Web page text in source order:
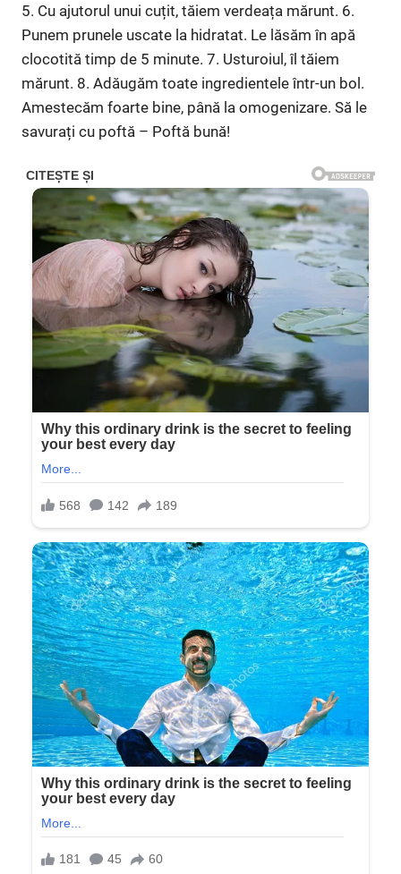
5. Cu ajutorul unui cuțit, tăiem verdeața mărunt. 6.
Punem prunele uscate la hidratat. Le lăsăm în apă
clocotită timp de 5 minute. 7. Usturoiul, îl tăiem
mărunt. 8. Adăugăm toate ingredientele într-un bol.
Amestecăm foarte bine, până la omogenizare. Să le
savurați cu poftă – Poftă bună!